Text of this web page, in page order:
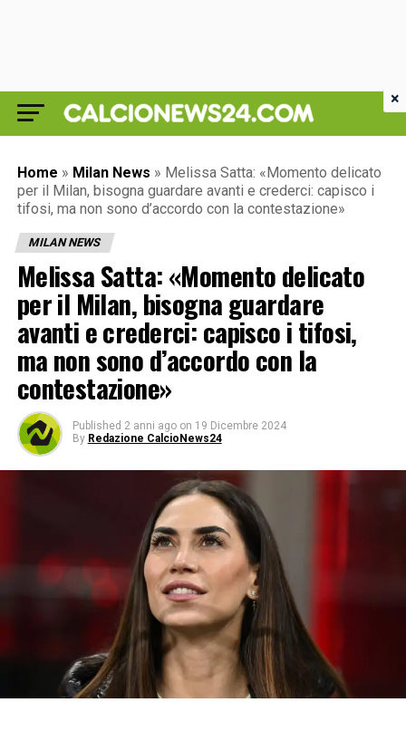
Home » Milan News » Melissa Satta: «Momento delicato
per il Milan, bisogna guardare avanti e crederci: capisco i
tifosi, ma non sono d’accordo con la contestazione»
MILAN NEWS
Melissa Satta: «Momento delicato
per il Milan, bisogna guardare
avanti e crederci: capisco i tifosi,
ma non sono d’accordo con la
contestazione»
Published 2 anni ago on 19 Dicembre 2024
By Redazione CalcioNews24
×